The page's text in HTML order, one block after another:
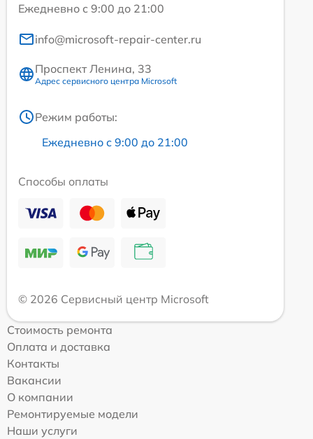
Ежедневно с 9:00 до 21:00
info@microsoft-repair-center.ru
Проспект Ленина, 33
Адрес сервисного центра Microsoft
Режим работы:
Ежедневно с 9:00 до 21:00
Способы оплаты
© 2026 Сервисный центр Microsoft
Стоимость ремонта
Оплата и доставка
Контакты
Вакансии
О компании
Ремонтируемые модели
Наши услуги